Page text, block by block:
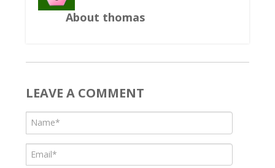
About thomas
LEAVE A COMMENT